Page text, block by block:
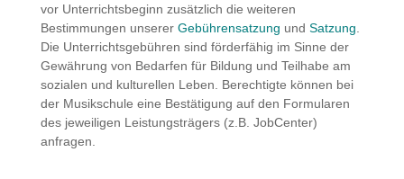
vor Unterrichtsbeginn zusätzlich die weiteren
Bestimmungen unserer Gebührensatzung und Satzung
Die Unterrichtsgebühren sind förderfähig im Sinne der
Gewährung von Bedarfen für Bildung und Teilhabe am
sozialen und kulturellen Leben. Berechtigte können bei
der Musikschule eine Bestätigung auf den Formularen
des jeweiligen Leistungsträgers (z.B. JobCenter)
anfragen.